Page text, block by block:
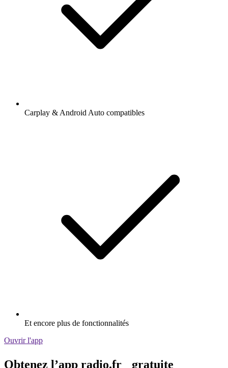
Carplay & Android Auto compatibles
Et encore plus de fonctionnalités
Ouvrir l'app
Obtenez l’app radio.fr gratuite